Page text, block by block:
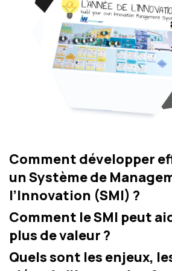
Comment développer
un Système de
l’Innovation (SMI) ?
Comment le SMI peut
plus de valeur ?
Quels sont les enjeux,